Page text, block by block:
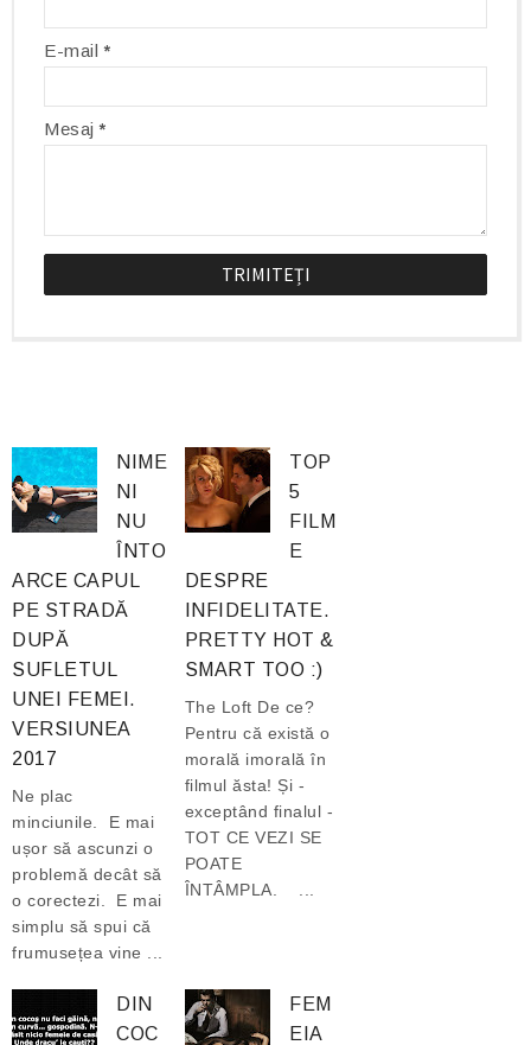
E-mail*
Mesaj*
NIME
NI
NU
ÎNTO
ARCE CAPUL
PE STRADĂ
DUPĂ
SUFLETUL
UNEI FEMEI.
VERSIUNEA
2017
Ne plac
minciunile. E mai
ușor să ascunzi o
problemă decât să
o corectezi. E mai
simplu să spui că
frumusețea vine ...
TOP
5
FILM
E
DESPRE
INFIDELITATE.
PRETTY HOT &
SMART TOO :)
The Loft De ce?
Pentru că există o
morală imorală în
filmul ăsta! Și -
exceptând finalul -
TOT CE VEZI SE
POATE
ÎNTÂMPLA. ...
DIN
COC
FEM
EIA